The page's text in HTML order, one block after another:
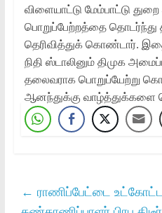
விளையாட்டு மேம்பாட்டு
பொறுப்பேற்றத்தை
தெரிவித்துக் கொண்டார்.
நிதி ஸ்டாலினும் திமுக
தலைவராக பொறுப்யேற்று
ஆனந்துக்கு வாழ்த்துக்களை
← ராணிப்பேட்டை